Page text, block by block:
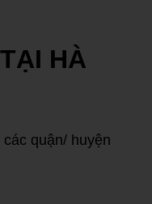
HÀ
quận/ huyện